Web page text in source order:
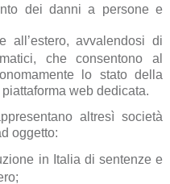
dei danni a persone e
all’estero, avvalendosi di
che consentono al
lo stato della
web dedicata.
altresì società
oggetto:
in Italia di sentenze e